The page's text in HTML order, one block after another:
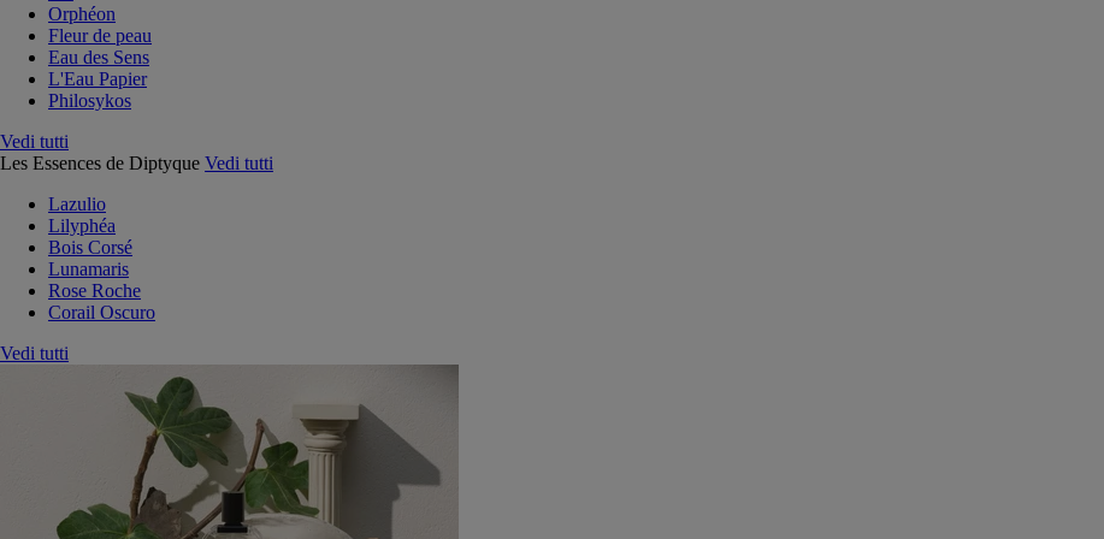
Orphéon
Fleur de peau
Eau des Sens
L'Eau Papier
Philosykos
Vedi tutti
Les Essences de Diptyque Vedi tutti
Lazulio
Lilyphéa
Bois Corsé
Lunamaris
Rose Roche
Corail Oscuro
Vedi tutti